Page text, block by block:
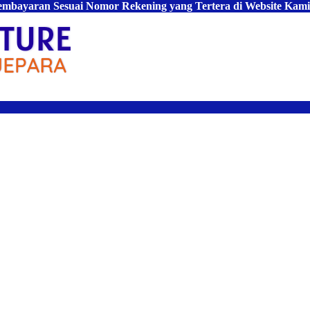
Sesuai Nomor Rekening yang Tertera di Website